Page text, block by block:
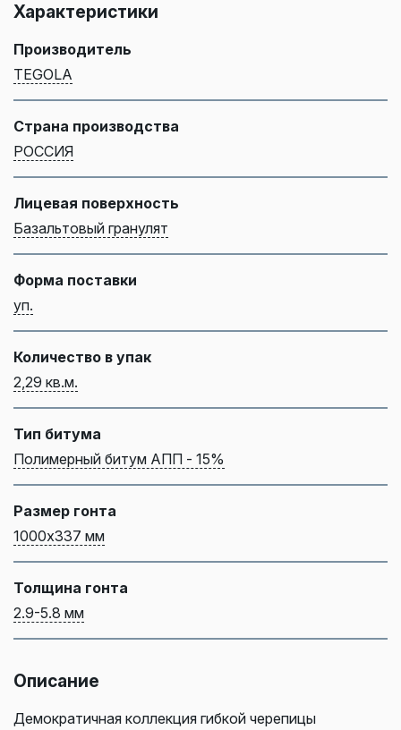
Характеристики
Производитель
TEGOLA
Страна производства
РОССИЯ
Лицевая поверхность
Базальтовый гранулят
Форма поставки
уп.
Количество в упак
2,29 кв.м.
Тип битума
Полимерный битум АПП - 15%
Размер гонта
1000х337 мм
Толщина гонта
2.9-5.8 мм
Описание
Демократичная коллекция гибкой черепицы